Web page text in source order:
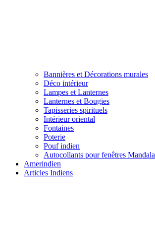
Bannières et Décorations murales
Déco intérieur
Lampes et Lanternes
Lanternes et Bougies
Tapisseries spirituels
Intérieur oriental
Fontaines
Poterie
Pouf indien
Autocollants pour fenêtres Mandala
Amerindien
Articles Indiens